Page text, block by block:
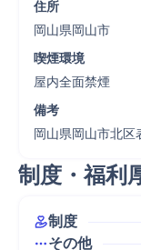
住所
岡山県岡山市
喫煙環境
屋内全面禁煙
備考
岡山県岡山市北
制度・福利
制度
その他